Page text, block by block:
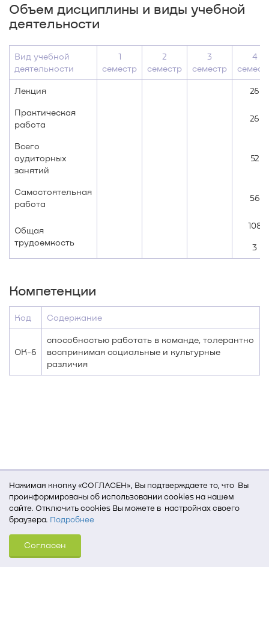
Нажимая кнопку «СОГЛАСЕН», Вы подтверждаете то, что Вы
проинформированы об использовании cookies на нашем
сайте. Отключить cookies Вы можете в настройках своего
браузера. Подробнее
Для того, чтобы мы могли качественно предоставить Вам
услуги, мы используем cookies, которые сохраняются
на Вашем компьютере (Сведения о местоположении; ip-адрес;
Согласен
Объем дисциплины и виды учебной
деятельности
Вид учебной
деятельности
1
семестр
2
семестр
3
семестр
4
Лекция 26
Практическая
работа
26
Всего
аудиторных
занятий
52
Самостоятельная
работа
56
Общая
трудоемкость
108
3
Компетенции
Код Содержание
ОК-6
способностью работать в команде, толерантно
воспринимая социальные и культурные
различия